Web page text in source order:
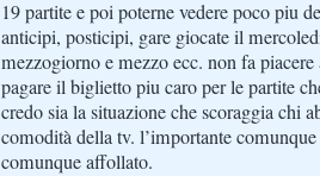
19 partite e poi poterne vedere poco piu
anticipi, posticipi, gare giocate il
mezzogiorno e mezzo ecc. non fa piacere
pagare il biglietto piu caro per le partite
credo sia la situazione che scoraggia chi
comodità della tv. l’importante
comunque affollato.